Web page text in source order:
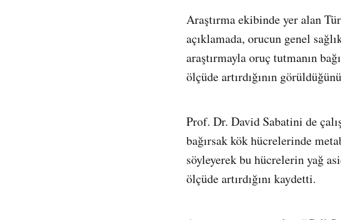
Araştırma ekibinde yer alan
açıklamada, orucun genel
araştırmayla oruç tutmanın
ölçüde artırdığının
Prof. Dr. David Sabatini de
bağırsak kök hücrelerinde
söyleyerek bu hücrelerin yağ
ölçüde artırdığını kaydetti.